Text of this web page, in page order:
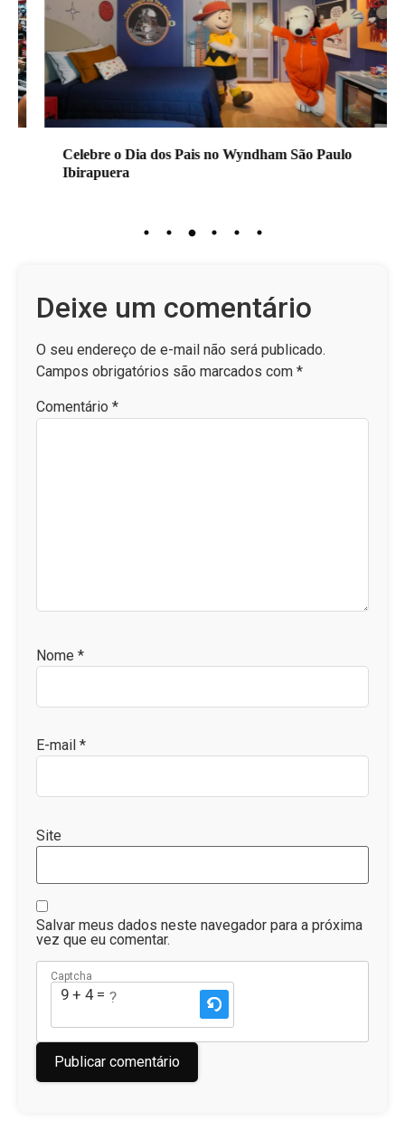
Celebre o Dia dos Pais no Wyndham São Paulo
Ibirapuera
Deixe um comentário
O seu endereço de e-mail não será publicado.
Campos obrigatórios são marcados com *
Comentário *
Nome *
E-mail *
Site
Salvar meus dados neste navegador para a próxima
vez que eu comentar.
Captcha
9 + 4 = ?